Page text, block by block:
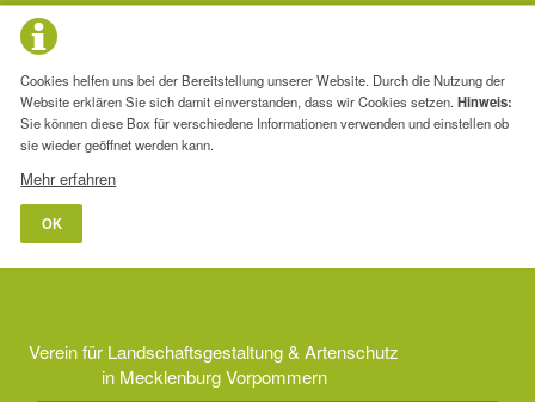
Cookies helfen uns bei der Bereitstellung unserer Website. Durch die Nutzung der
Website erklären Sie sich damit einverstanden, dass wir Cookies setzen.Hinweis:
Sie können diese Box für verschiedene Informationen verwenden und einstellen ob
sie wieder geöffnet werden kann.
Mehr erfahren
OK
Verein für Landschaftsgestaltung & Artenschutz
in Mecklenburg Vorpommern